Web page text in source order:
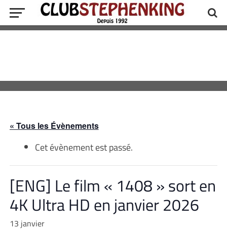
« Tous les Évènements
Cet évènement est passé.
[ENG] Le film « 1408 » sort en
4K Ultra HD en janvier 2026
13 janvier